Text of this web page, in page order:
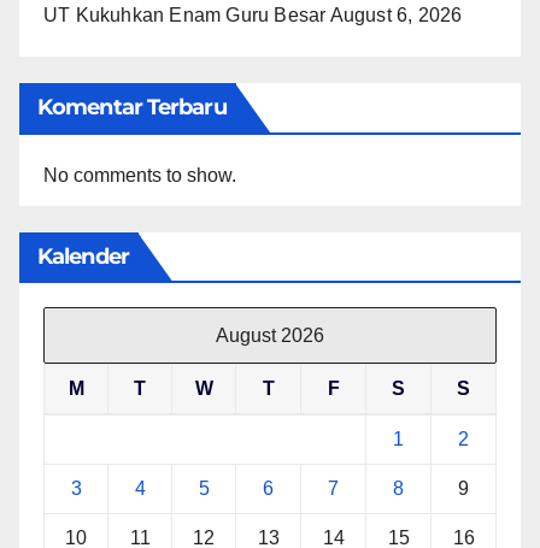
UT Kukuhkan Enam Guru Besar August 6, 2026
Komentar Terbaru
No comments to show.
Kalender
August 2026
M T W T F S S
1 2
3 4 5 6 7 8 9
10 11 12 13 14 15 16